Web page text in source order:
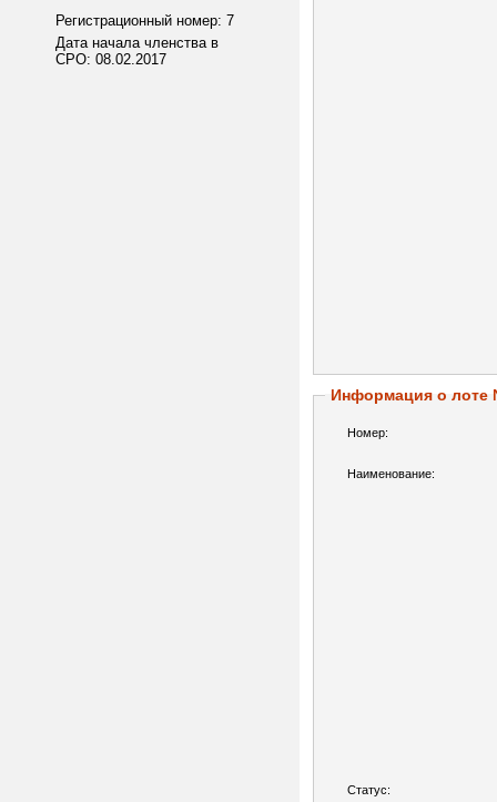
Регистрационный номер: 7
Дата начала членства в
СРО: 08.02.2017
Информация о лоте
Номер:
Наименование:
Статус: